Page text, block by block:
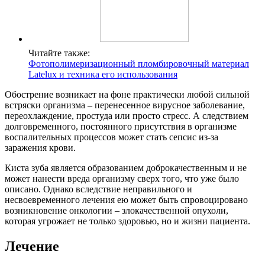
Читайте также:
Фотополимеризационный пломбировочный материал
Latelux и техника его использования
Обострение возникает на фоне практически любой сильной
встряски организма – перенесенное вирусное заболевание,
переохлаждение, простуда или просто стресс. А следствием
долговременного, постоянного присутствия в организме
воспалительных процессов может стать сепсис из-за
заражения крови.
Киста зуба является образованием доброкачественным и не
может нанести вреда организму сверх того, что уже было
описано. Однако вследствие неправильного и
несвоевременного лечения ею может быть спровоцировано
возникновение онкологии – злокачественной опухоли,
которая угрожает не только здоровью, но и жизни пациента.
Лечение